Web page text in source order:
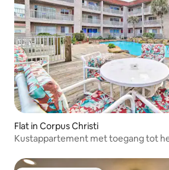
Flat in Corpus Christi
Kustappartement met toegang tot